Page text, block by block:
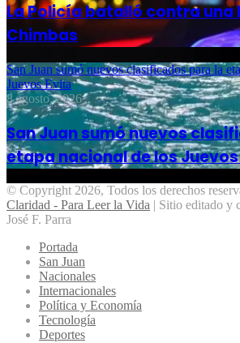
La Policía batalló contra una
Chimbas
San Juan sumó nuevos clasificados para la
Juevos Evita
8 agosto, 2026
San Juan sumó nuevos
etapa nacional de los
© Copyright 2026, Todos los derechos
Claridad - Para Leer la Vida | Sitio editado y
José F. Parra
Portada
San Juan
Nacionales
Internacionales
Política y Economía
Tecnología
Deportes